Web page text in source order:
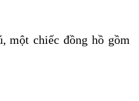
một chiếc đồng hồ gồm